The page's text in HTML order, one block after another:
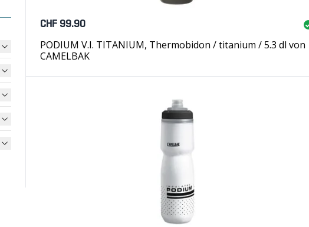
CHF 99.90
PODIUM V.I. TITANIUM, Thermobidon / titanium / 5.3 dl von
CAMELBAK